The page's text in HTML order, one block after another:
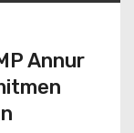
Annur